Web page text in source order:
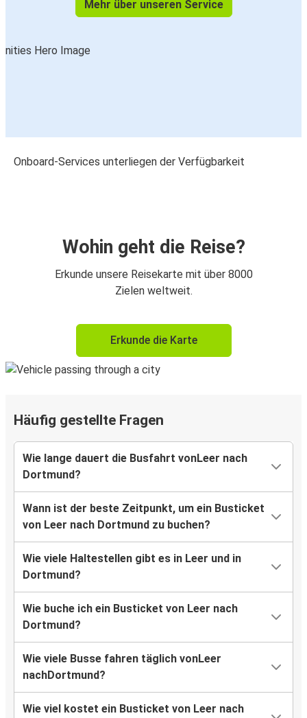
Mehr über unseren Service
Onboard-Services unterliegen der Verfügbarkeit
Wohin geht die Reise?
Erkunde unsere Reisekarte mit über 8000
Zielen weltweit.
Erkunde die Karte
Häufig gestellte Fragen
Wie lange dauert die Busfahrt vonLeer nach
Dortmund?
Wann ist der beste Zeitpunkt, um ein Busticket
von Leer nach Dortmund zu buchen?
Wie viele Haltestellen gibt es in Leer und in
Dortmund?
Wie buche ich ein Busticket von Leer nach
Dortmund?
Wie viele Busse fahren täglich vonLeer
nachDortmund?
Wie viel kostet ein Busticket von Leer nach